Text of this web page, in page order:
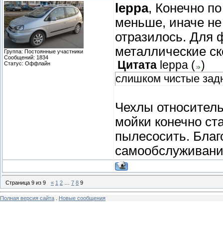
Группа: Постоянные участники
Сообщений: 1834
Статус: Оффлайн
leppa, Конечно
меньше, иначе не
отразилось. Для
металлические
Цитата leppa ( )
слишком чистые
Чехлы
мойки конечно
пылесосить.
Страница 9 из 9 « 1 2 7 8 9
Полная версия сайта Новые сообщения